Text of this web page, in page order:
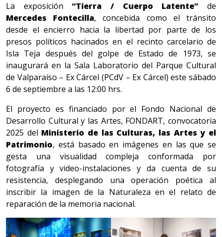
La exposición“Tierra / Cuerpo Latente” de
Mercedes Fontecilla, concebida como el tránsito
desde el encierro hacia la libertad por parte de los
presos políticos hacinados en el recinto carcelario de
Isla Teja después del golpe de Estado de 1973, se
inaugurará en la Sala Laboratorio del Parque Cultural
de Valparaíso – Ex Cárcel (PCdV – Ex Cárcel) este sábado
6 de septiembre a las 12:00 hrs.
El proyecto es financiado por el Fondo Nacional de
Desarrollo Cultural y las Artes, FONDART, convocatoria
2025 del Ministerio de las Culturas, las Artes y el
Patrimonio, está basado en imágenes en las que se
gesta una visualidad compleja conformada por
fotografía y video-instalaciones y da cuenta de su
resistencia, desplegando una operación poética al
inscribir la imagen de la Naturaleza en el relato de
reparación de la memoria nacional.